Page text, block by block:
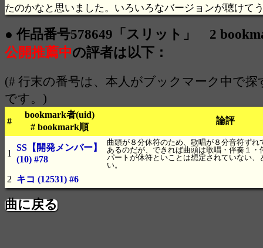
たのかなと思いました。いろいろなバージョンが聴けて
● 作品番号578649「スリット」 2
公開推薦中の評者は以下：
(# 行末の番号は、本人がブックマーク中で探
です。)
#
bookmark者(uid)
# bookmark順
論評
1
SS【開発メンバー】
(10) #78
曲頭が８分休符のため、歌唱が８分音符ずれ
あるのだが、できれば曲頭は歌唱・伴奏１・
パートが休符といことは想定されていない、
い。
2 キコ (12531) #6
曲に戻る